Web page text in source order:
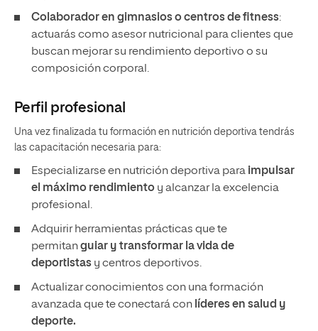
Colaborador en gimnasios o centros de fitness:
actuarás como asesor nutricional para clientes que
buscan mejorar su rendimiento deportivo o su
composición corporal.
Perfil profesional
Una vez finalizada tu formación en nutrición deportiva tendrás
las capacitación necesaria para:
Especializarse en nutrición deportiva para impulsar
el máximo rendimiento y alcanzar la excelencia
profesional.
Adquirir herramientas prácticas que te
permitanguiar y transformar la vida de
deportistas y centros deportivos.
Actualizar conocimientos con una formación
avanzada que te conectará con líderes en salud y
deporte.